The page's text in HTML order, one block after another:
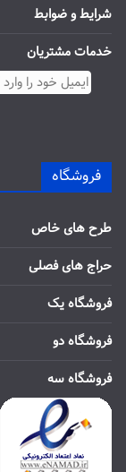
شرایط و ضوابط
خدمات مشتریان
فروشگاه
طرح های خاص
حراج های فصلی
فروشگاه یک
فروشگاه دو
فروشگاه سه